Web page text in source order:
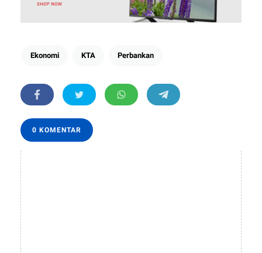
Ekonomi KTA Perbankan
0 KOMENTAR